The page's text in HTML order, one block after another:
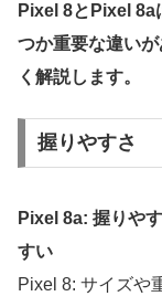
Pixel 8とPixel 8a
つか重要な違い
く解説します。
握りやすさ
Pixel 8a: 握りや
すい
Pixel 8: サイズや